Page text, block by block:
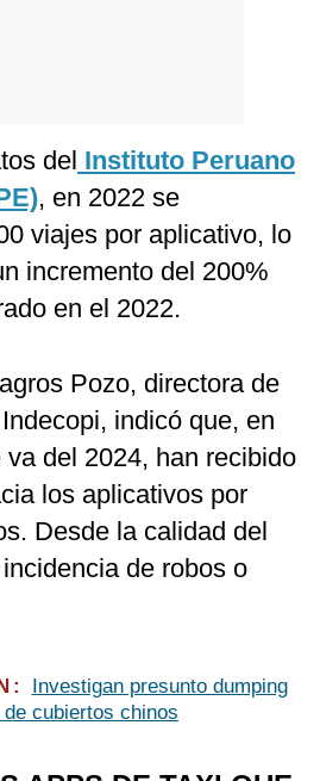
del Instituto Peruano
, en 2022 se
viajes por aplicativo, lo
incremento del 200%
en el 2022.
Pozo, directora de
indicó que, en
del 2024, han recibido
los aplicativos por
Desde la calidad del
de robos o
Investigan presunto dumping
cubiertos chinos